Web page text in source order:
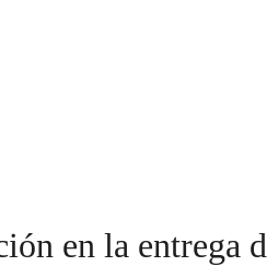
en la entrega